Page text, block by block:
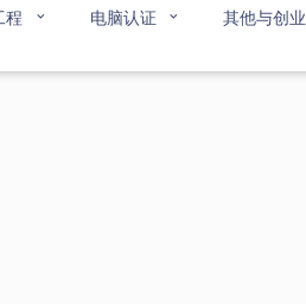
程 电脑认证 其他与创业